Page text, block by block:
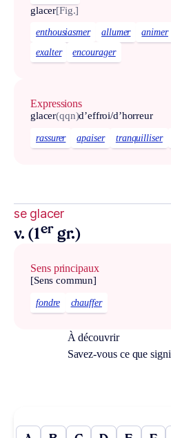
glacer[Fig.]
enthousiasmer allumer animer
exalter
encourager
Expressions
glacer(qqn)d’effroi/d’horreur
rassurer apaiser tranquilliser
se glacer
v. (1er gr.)
Sens principaux
[Sens commun]
fondre chauffer
À découvrir
Savez-vous ce que